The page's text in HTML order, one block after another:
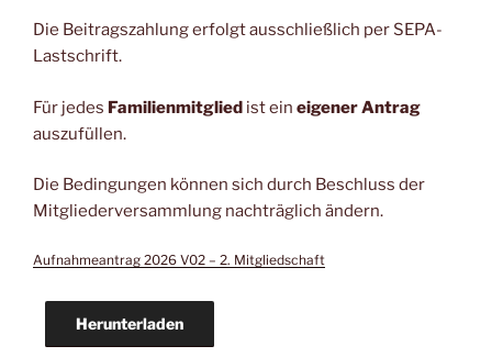
Die Beitragszahlung erfolgt ausschließlich per SEPA-
Lastschrift.
Für jedes Familienmitglied ist ein eigener Antrag
auszufüllen.
Die Bedingungen können sich durch Beschluss der
Mitgliederversammlung nachträglich ändern.
Aufnahmeantrag 2026 V02 – 2. Mitgliedschaft
Herunterladen